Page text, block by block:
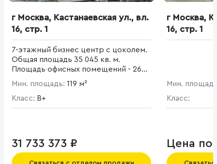
г Москва, Кастанаевская ул., вл.
16, стр. 1
7-этажный бизнес центр с цоколем.
Общая площадь 35 045 кв. м.
Площадь офисных помещений - 26
417 кв. м. Эффективная планировка
этажей. Панорамное остекление.
Часть офисов имеют собственные
террасы.
Мин. площадь: 119 м²
Класс: B+
31 733 373 ₽
г Москва,
16, стр. 1
Мин.
Класс:
Цена по